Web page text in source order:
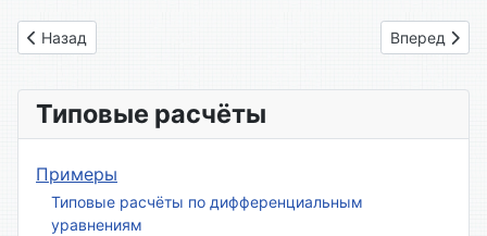
Предыдущий: Вариант № 09
Назад Следующий:
Вперед
Типовые расчёты
Примеры
Типовые расчёты по дифференциальным
уравнениям